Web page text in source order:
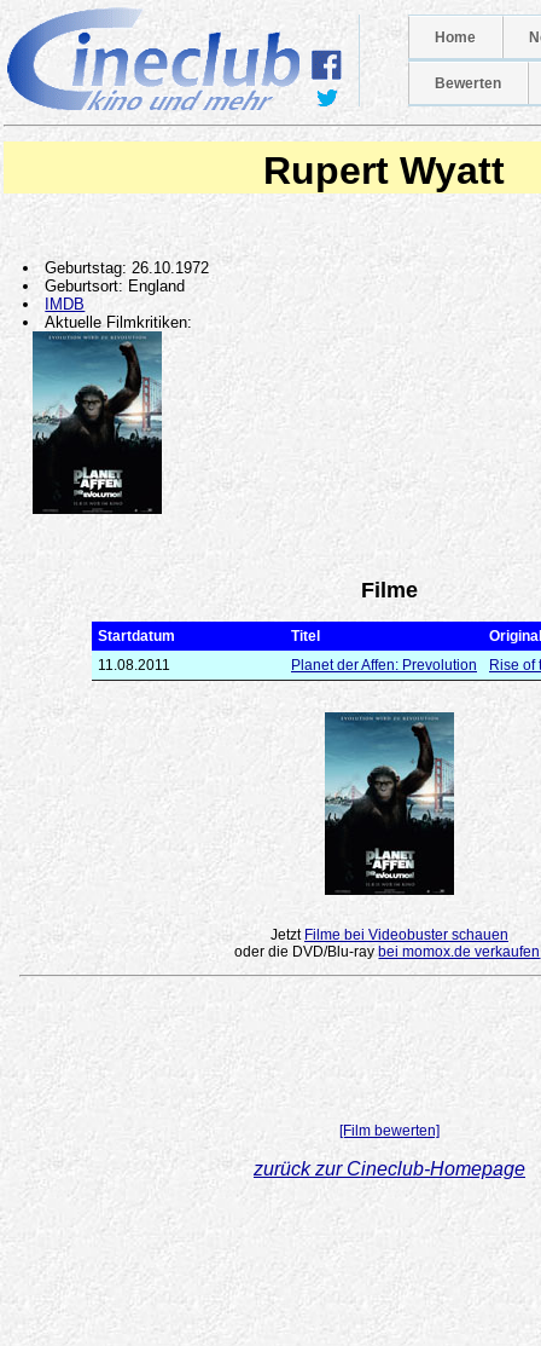
Home
Bewerten
Rupert Wyatt
Geburtstag: 26.10.1972
Geburtsort: England
IMDB
Aktuelle Filmkritiken:
Filme
Startdatum Titel
11.08.2011
Planet der Affen: Prevolution Rise of
Jetzt Filme bei Videobuster schauen
oder die DVD/Blu-raybei momox.de verkaufen
[Film bewerten]
zurück zur Cineclub-Homepage